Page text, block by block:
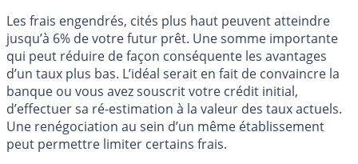
Les frais engendrés, cités plus haut peuvent atteindre
jusqu’à 6% de votre futur prêt. Une somme importante
qui peut réduire de façon conséquente les avantages
d’un taux plus bas. L’idéal serait en fait de convaincre la
banque ou vous avez souscrit votre crédit initial,
d’effectuer sa ré-estimation à la valeur des taux actuels.
Une renégociation au sein d’un même établissement
peut permettre limiter certains frais.